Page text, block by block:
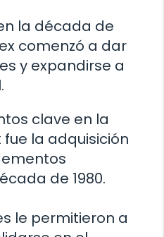
la década de
comenzó a dar
y expandirse a
clave en la
la adquisición
de 1980.
le permitieron a